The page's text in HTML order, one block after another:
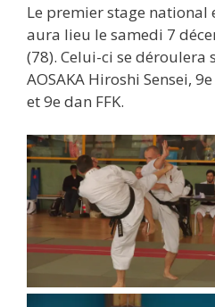
Le premier stage national
aura lieu le samedi 7
(78). Celui-ci se déroulera
AOSAKA Hiroshi Sensei,
et 9e dan FFK.